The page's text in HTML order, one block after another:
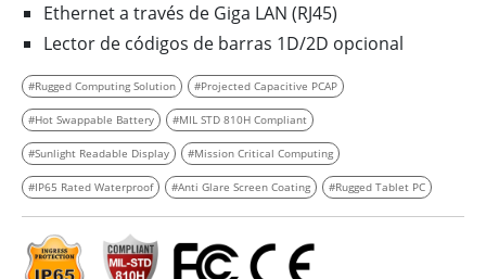
Ethernet a través de Giga LAN (RJ45)
Lector de códigos de barras 1D/2D opcional
#Rugged Computing Solution #Projected Capacitive PCAP
#Hot Swappable Battery #MIL STD 810H Compliant
#Sunlight Readable Display #Mission Critical Computing
#IP65 Rated Waterproof #Anti Glare Screen Coating #Rugged Tablet PC